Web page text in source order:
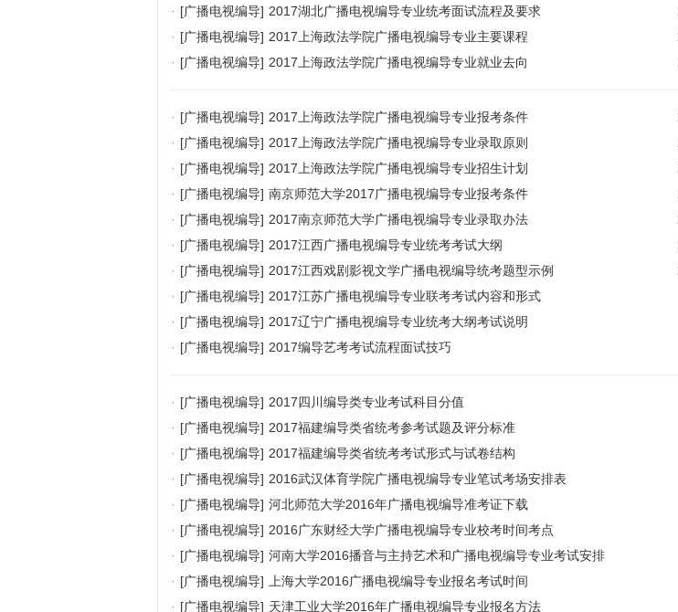
· [广播电视编导] 2017湖北广播电视编导专业统考面试流程及要求
· [广播电视编导] 2017上海政法学院广播电视编导专业主要课程
· [广播电视编导] 2017上海政法学院广播电视编导专业就业去向
· [广播电视编导] 2017上海政法学院广播电视编导专业报考条件
· [广播电视编导] 2017上海政法学院广播电视编导专业录取原则
· [广播电视编导] 2017上海政法学院广播电视编导专业招生计划
· [广播电视编导] 南京师范大学2017广播电视编导专业报考条件
· [广播电视编导] 2017南京师范大学广播电视编导专业录取办法
· [广播电视编导] 2017江西广播电视编导专业统考考试大纲
· [广播电视编导] 2017江西戏剧影视文学广播电视编导统考题型示例
· [广播电视编导] 2017江苏广播电视编导专业联考考试内容和形式
· [广播电视编导] 2017辽宁广播电视编导专业统考大纲考试说明
· [广播电视编导] 2017编导艺考考试流程面试技巧
· [广播电视编导] 2017四川编导类专业考试科目分值
· [广播电视编导] 2017福建编导类省统考参考试题及评分标准
· [广播电视编导] 2017福建编导类省统考考试形式与试卷结构
· [广播电视编导] 2016武汉体育学院广播电视编导专业笔试考场安排表
· [广播电视编导] 河北师范大学2016年广播电视编导准考证下载
· [广播电视编导] 2016广东财经大学广播电视编导专业校考时间考点
· [广播电视编导] 河南大学2016播音与主持艺术和广播电视编导专业考试安排
· [广播电视编导]
上海大学2016广播电视编导专业报名考试时间
· [广播电视编导] 天津工业大学2016年广播电视编导专业报名方法